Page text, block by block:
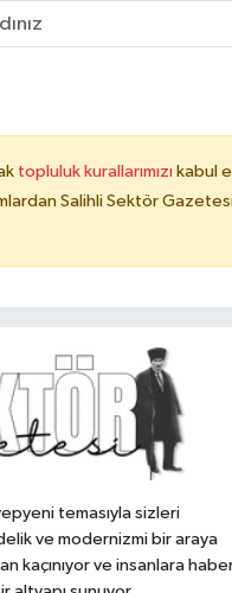
topluluk kurallarımızı kabul
Salihli Sektör
temasıyla sizleri
ve modernizmi bir araya
kaçınıyor ve insanlara